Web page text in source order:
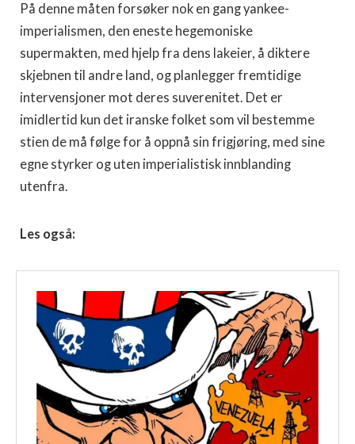
På denne måten forsøker nok en gang yankee-
imperialismen, den eneste hegemoniske
supermakten, med hjelp fra dens lakeier, å diktere
skjebnen til andre land, og planlegger fremtidige
intervensjoner mot deres suverenitet. Det er
imidlertid kun det iranske folket som vil bestemme
stien de må følge for å oppnå sin frigjøring, med sine
egne styrker og uten imperialistisk innblanding
utenfra.
Les også: